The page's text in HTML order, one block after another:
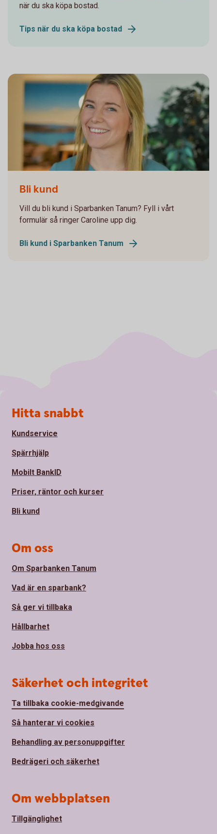
när du ska köpa bostad.
Tips när du ska köpa bostad
Bli kund
Vill du bli kund i Sparbanken Tanum? Fyll i vårt
formulär så ringer Caroline upp dig.
Bli kund i Sparbanken Tanum
Sidfot
Hitta snabbt
Kundservice
Spärrhjälp
Mobilt BankID
Priser, räntor och kurser
Bli kund
Om oss
Om Sparbanken Tanum
Vad är en sparbank?
Så ger vi tillbaka
Hållbarhet
Jobba hos oss
Säkerhet och integritet
Ta tillbaka cookie-medgivande
Så hanterar vi cookies
Behandling av personuppgifter
Bedrägeri och säkerhet
Om webbplatsen
Tillgänglighet